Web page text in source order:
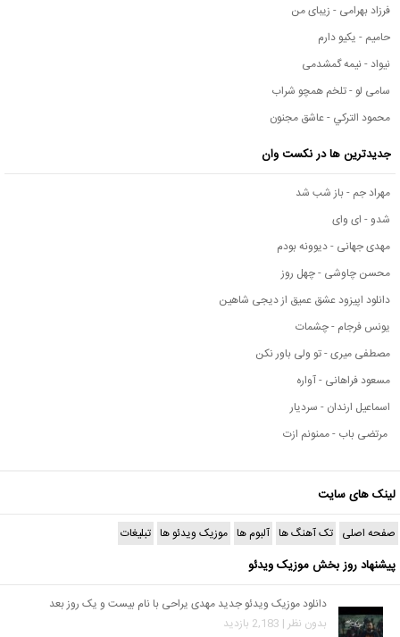
فرزاد بهرامی - زیبای من
حامیم - یکیو دارم
نیواد - نیمه گمشدمی
سامی لو - تلخم همچو شراب
محمود التركي - عاشق مجنون
جدیدترین ها در نکست وان
مهراد جم - باز شب شد
شدو - ای وای
مهدی جهانی - دیوونه بودم
محسن چاوشی - چهل روز
دانلود اپیزود عشق عمیق از دیجی شاهین
یونس فرجام - چشمات
مصطفی میری - تو ولی باور نکن
مسعود فراهانی - آواره
اسماعیل ارندان - سردیار
مرتضی باب - ممنونم ازت
لینک های سایت
صفحه اصلی تک آهنگ ها آلبوم ها موزیک ویدئو ها تبلیغات
پیشنهاد روز بخش موزیک ویدئو
دانلود موزیک ویدئو جدید مهدی یراحی با نام بیست و یک روز بعد
بدون نظر | 2,183 بازدید